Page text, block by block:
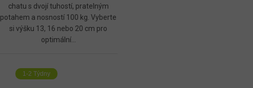
chatu s dvojí tuhostí, pratelným
potahem a nosností 100 kg. Vyberte
si výšku 13, 16 nebo 20 cm pro
optimální...
1-2 Týdny